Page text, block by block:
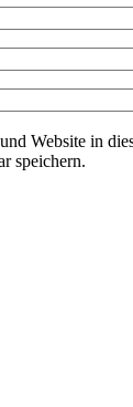
Website in
speichern.